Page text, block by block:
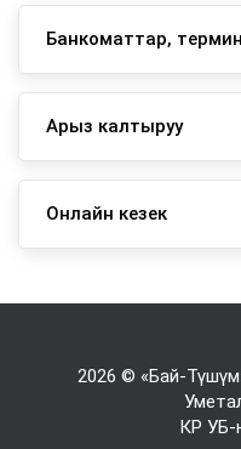
Банкоматтар,
Арыз калтыруу
Онлайн кезек
2026 © «Бай-
КР УБ-